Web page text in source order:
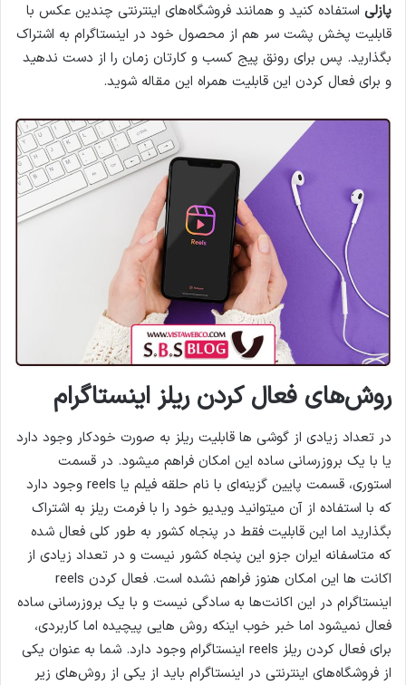
پازلی استفاده کنید و همانند فروشگاه‌های اینترنتی چندین عکس با
قابلیت پخش پشت سر هم از محصول خود در اینستاگرام به اشتراک
بگذارید. پس برای رونق پیج کسب و کارتان زمان را از دست ندهید
و برای فعال کردن این قابلیت همراه این مقاله شوید.
روش‌های فعال کردن ریلز اینستاگرام
در تعداد زیادی از گوشی ها قابلیت ریلز به صورت خودکار وجود دارد
یا با یک بروزرسانی ساده این امکان فراهم میشود. در قسمت
استوری، قسمت پایین گزینه‌ای با نام حلقه فیلم یا reels وجود دارد
که با استفاده از آن میتوانید ویدیو خود را با فرمت ریلز به اشتراک
بگذارید اما این قابلیت فقط در پنجاه کشور به طور کلی فعال شده
که متاسفانه ایران جزو این پنجاه کشور نیست و در تعداد زیادی از
اکانت ها این امکان هنوز فراهم نشده است. فعال کردن reels
اینستاگرام در این اکانت‌ها به‌ سادگی نیست و با یک بروزرسانی ساده
فعال نمیشود اما خبر خوب اینکه روش هایی پیچیده اما کاربردی،
برای فعال کردن ریلز reels اینستاگرام وجود دارد. شما به‌ عنوان یکی
از فروشگاه‌های اینترنتی در اینستاگرام باید از یکی از روش‌های زیر